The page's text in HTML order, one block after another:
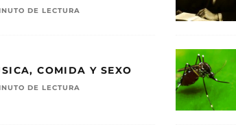
DE LECTURA
COMIDA Y SEXO
DE LECTURA